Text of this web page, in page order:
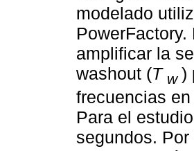
modelado
amplificar la
washout (T w )
frecuencias
Para el
segundos.